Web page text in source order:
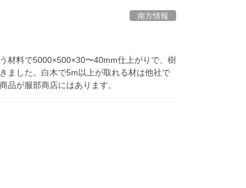
南方情報
材料で5000×500×30〜40mm仕上がりで、樹
ました。白木で5m以上が取れる材は他社で
品が服部商店にはあります。